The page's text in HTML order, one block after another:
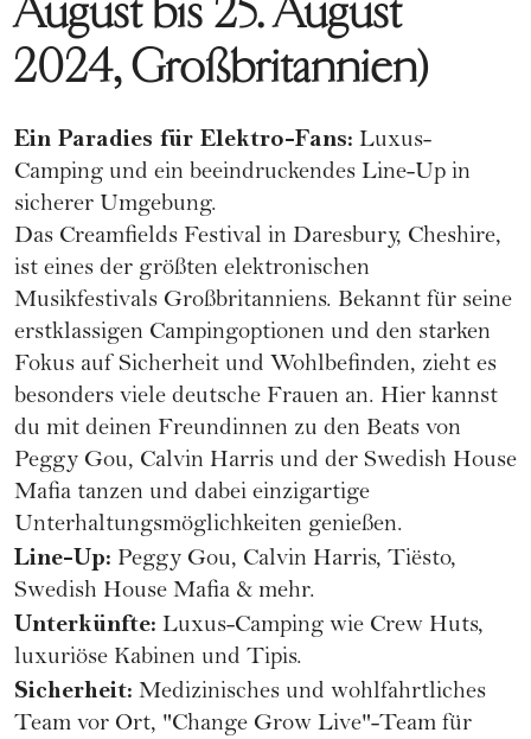
August bis 25. August
2024, Großbritannien)
Ein Paradies für Elektro-Fans: Luxus-
Camping und ein beeindruckendes Line-Up in
sicherer Umgebung.
Das Creamfields Festival in Daresbury, Cheshire,
ist eines der größten elektronischen
Musikfestivals Großbritanniens. Bekannt für seine
erstklassigen Campingoptionen und den starken
Fokus auf Sicherheit und Wohlbefinden, zieht es
besonders viele deutsche Frauen an. Hier kannst
du mit deinen Freundinnen zu den Beats von
Peggy Gou, Calvin Harris und der Swedish House
Mafia tanzen und dabei einzigartige
Unterhaltungsmöglichkeiten genießen.
Line-Up: Peggy Gou, Calvin Harris, Tiësto,
Swedish House Mafia & mehr.
Unterkünfte: Luxus-Camping wie Crew Huts,
luxuriöse Kabinen und Tipis.
Sicherheit: Medizinisches und wohlfahrtliches
Team vor Ort, "Change Grow Live"-Team für